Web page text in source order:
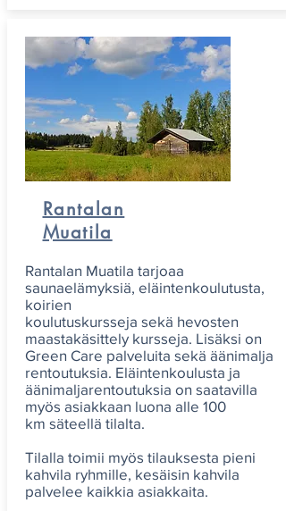
Rantalan
Muatila
Rantalan Muatila tarjoaa
saunaelämyksiä, eläintenkoulutusta,
koirien
koulutuskursseja sekä hevosten
maastakäsittely kursseja. Lisäksi on
Green Care palveluita sekä äänimalja
rentoutuksia. Eläintenkoulusta ja
äänimaljarentoutuksia on saatavilla
myös asiakkaan luona alle 100
km säteellä tilalta.
Tilalla toimii myös tilauksesta pieni
kahvila ryhmille, kesäisin kahvila
palvelee kaikkia asiakkaita.